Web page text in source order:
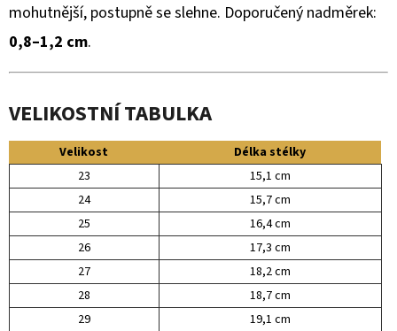
mohutnější, postupně se slehne. Doporučený nadměrek:
0,8–1,2 cm.
VELIKOSTNÍ TABULKA
Velikost
Délka stélky
23
15,1 cm
24
15,7 cm
25
16,4 cm
26
17,3 cm
27
18,2 cm
28
18,7 cm
29
19,1 cm